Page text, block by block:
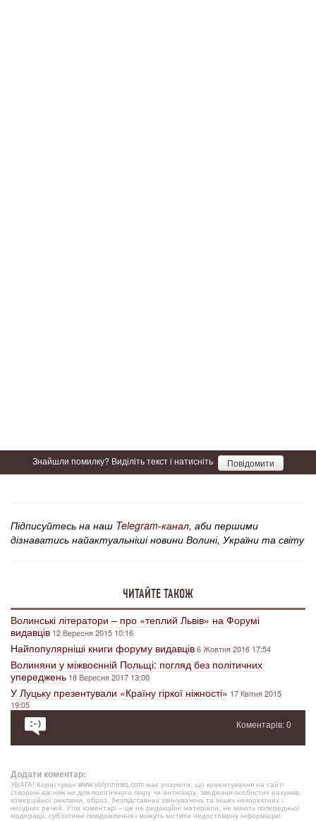
Знайшли помилку? Виділіть текст і натисніть Повідомити
Підписуйтесь на наш Telegram-канал, аби першими
дізнаватись найактуальніші новини Волині, України та світу
ЧИТАЙТЕ ТАКОЖ
Волинські літератори – про «теплий Львів» на Форумі
видавців 12 Вересня 2015 10:16
Найпопулярніші книги форуму видавців6 Жовтня 2016 17:54
Волиняни у міжвоєнній Польщі: погляд без політичних
упереджень 18 Вересня 2017 13:00
У Луцьку презентували «Країну гіркої ніжності» 17 Квітня 2015
19:05
Коментарів: 0
Додати коментар:
УВАГА! Користувач www.volynnews.com має розуміти, що коментування на сайті
створені аж ніяк не для політичного піару чи антипіару, зведення особистих рахунків,
комерційної реклами, образ, безпідставних звинувачень та інших некоректних і
негідних речей. Утім коментарі – це не редакційні матеріали, не мають попередньої
модерації, суб’єктивні повідомлення і можуть містити недостовірну інформацію.